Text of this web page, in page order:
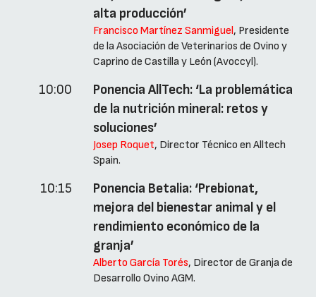
alta producción’
Francisco Martínez Sanmiguel, Presidente
de la Asociación de Veterinarios de Ovino y
Caprino de Castilla y León (Avoccyl).
10:00
Ponencia AllTech: ‘La problemática
de la nutrición mineral: retos y
soluciones’
Josep Roquet, Director Técnico en Alltech
Spain.
10:15
Ponencia Betalia: ‘Prebionat,
mejora del bienestar animal y el
rendimiento económico de la
granja’
Alberto García Torés, Director de Granja de
Desarrollo Ovino AGM.